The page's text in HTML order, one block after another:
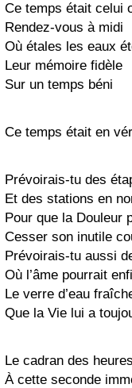
Ce temps était celui
Rendez-vous à midi
Où étales les eaux
Leur mémoire fidèle
Sur un temps béni
Ce temps était en
Prévoirais-tu des
Et des stations en
Pour que la Douleur
Cesser son inutile
Prévoirais-tu aussi
Où l’âme pourrait
Le verre d’eau
Que la Vie lui a
Le cadran des
À cette seconde